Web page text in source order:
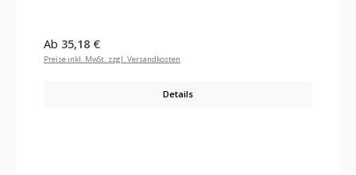
Regulärer Preis:
Ab 35,18 €
Preise inkl. MwSt. zzgl. Versandkosten
Details